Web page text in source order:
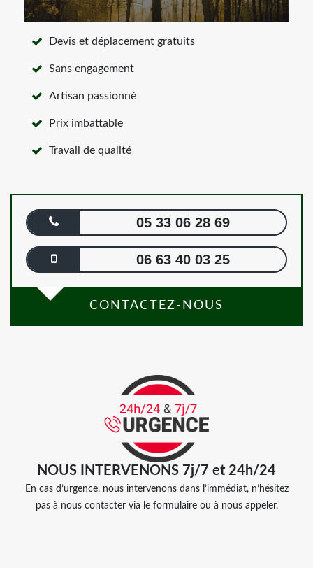
Devis et déplacement gratuits
Sans engagement
Artisan passionné
Prix imbattable
Travail de qualité
05 33 06 28 69
06 63 40 03 25
CONTACTEZ-NOUS
NOUS INTERVENONS 7j/7 et 24h/24
En cas d’urgence, nous intervenons dans l’immédiat, n’hésitez
pas à nous contacter via le formulaire ou à nous appeler.